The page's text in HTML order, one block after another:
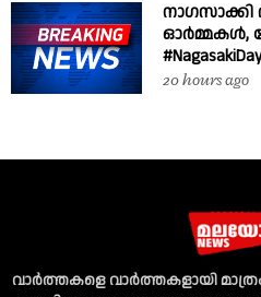
ഓർമ്മകൾ,
#NagasakiDay
20 hours ago
വാര്‍ത്തകളെ വാര്‍ത്തകളായി